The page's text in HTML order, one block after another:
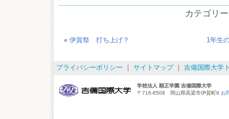
カテゴリ
« 伊賀祭 打ち上げ？ 1年生
プライバシーポリシー ｜ サイトマップ｜ 吉備国際大学
学校法人 順正学園 吉備国際大学
〒716-8508 岡山県高梁市伊賀町8 お